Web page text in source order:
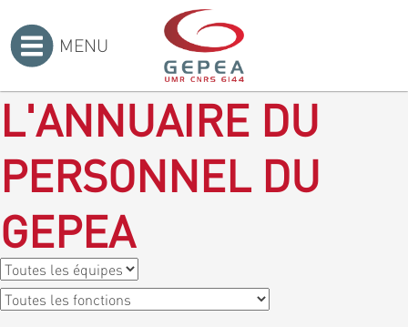
MENU
L'ANNUAIRE DU
PERSONNEL DU
GEPEA